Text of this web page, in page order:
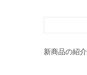
新商品の紹介